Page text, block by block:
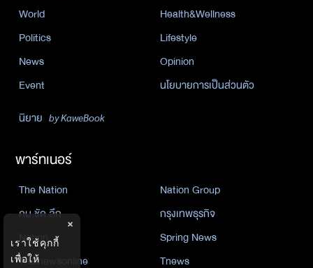
World
Health&Wellness
Politics
Lifestyle
News
Opinion
Event
นโยบายการเป็นส่วนตัว
นิยาย by KaweBook
พาร์ทเนอร์
The Nation
Nation Group
คม ชัด ลึก
กรุงเทพธุรกิจ
Nation
Spring News
Thainewsonline
Tnews
×
เราใช้คุกกี้
เพื่อให้